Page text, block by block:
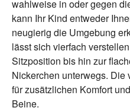
wahlweise in oder gegen
kann Ihr Kind entweder
neugierig die Umgebung
lässt sich vierfach
Sitzposition bis hin zur
Nickerchen unterwegs. Die
für zusätzlichen Komfort
Beine.